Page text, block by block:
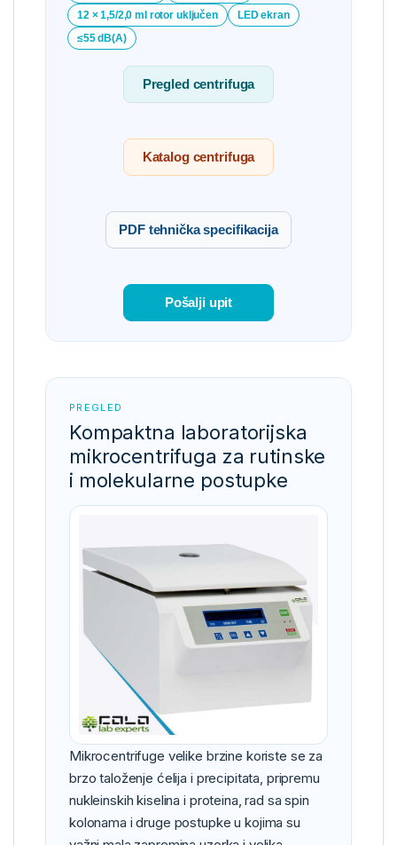
12 × 1,5/2,0 ml rotor uključen
LED ekran
≤55 dB(A)
Pregled centrifuga
Katalog centrifuga
PDF tehnička specifikacija
Pošalji upit
PREGLED
Kompaktna laboratorijska
mikrocentrifuga za rutinske
i molekularne postupke
Mikrocentrifuge velike brzine koriste se za
brzo taloženje ćelija i precipitata, pripremu
nukleinskih kiselina i proteina, rad sa spin
kolonama i druge postupke u kojima su